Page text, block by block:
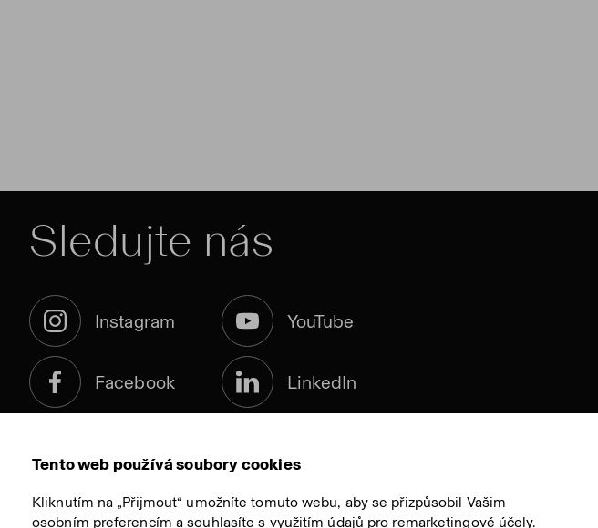
Sledujte nás
Instagram YouTube
Facebook LinkedIn
Tento web používá soubory cookies
Kliknutím na „Přijmout“ umožníte tomuto webu, aby se přizpůsobil Vašim
osobním preferencím a souhlasíte s využitím údajů pro remarketingové účely.